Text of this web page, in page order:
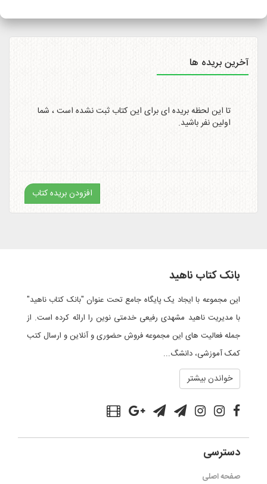
رقمی میسر است.
آخرین بریده ها
تا این لحظه بریده ای برای این کتاب ثبت نشده است ، شما
اولین نفر باشید.
افزودن بریده کتاب
بانک کتاب ناهید
این مجموعه با ایجاد یک پایگاه جامع تحت عنوان "بانک کتاب ناهید"
با مدیریت ناهید مشهدی رفیعی خدمتی نوین را ارائه کرده است. از
جمله فعالیت های این مجموعه فروش حضوری و آنلاین و ارسال کتب
کمک آموزشی، دانشگ...
خواندن بیشتر
دسترسی
صفحه اصلی